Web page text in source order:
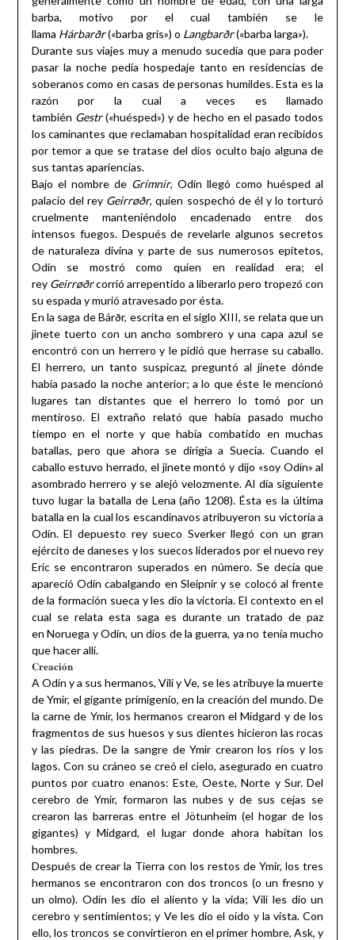
barba, motivo por el cual también se le
llama Hárbarðr(«barba gris») o Langbarðr(«barba larga»).
Durante sus viajes muy a menudo sucedía que para poder
pasar la noche pedía hospedaje tanto en residencias de
soberanos como en casas de personas humildes. Esta es la
razón por la cual a veces es llamado
también Gestr(«huésped») y de hecho en el pasado todos
los caminantes que reclamaban hospitalidad eran recibidos
por temor a que se tratase del dios oculto bajo alguna de
sus tantas apariencias.
Bajo el nombre de Grímnir, Odín llegó como huésped al
palacio del rey Geirrøðr, quien sospechó de él y lo torturó
cruelmente manteniéndolo encadenado entre dos
intensos fuegos. Después de revelarle algunos secretos
de naturaleza divina y parte de sus numerosos epítetos,
Odín se mostró como quien en realidad era; el
rey Geirrøðrcorrió arrepentido a liberarlo pero tropezó con
su espada y murió atravesado por ésta.
En la saga de Bárðr, escrita en el siglo XIII, se relata que un
jinete tuerto con un ancho sombrero y una capa azul se
encontró con un herrero y le pidió que herrase su caballo.
El herrero, un tanto suspicaz, preguntó al jinete dónde
había pasado la noche anterior; a lo que éste le mencionó
lugares tan distantes que el herrero lo tomó por un
mentiroso. El extraño relató que había pasado mucho
tiempo en el norte y que había combatido en muchas
batallas, pero que ahora se dirigía a Suecia. Cuando el
caballo estuvo herrado, el jinete montó y dijo «soy Odín» al
asombrado herrero y se alejó velozmente. Al día siguiente
tuvo lugar la batalla de Lena (año 1208). Ésta es la última
batalla en la cual los escandinavos atribuyeron su victoria a
Odín. El depuesto rey sueco Sverker llegó con un gran
ejército de daneses y los suecos liderados por el nuevo rey
Eric se encontraron superados en número. Se decía que
apareció Odín cabalgando en Sleipnir y se colocó al frente
de la formación sueca y les dio la victoria. El contexto en el
cual se relata esta saga es durante un tratado de paz
en Noruega y Odín, un dios de la guerra, ya no tenía mucho
que hacer allí.
Creación
A Odín y a sus hermanos, Vili y Ve, se les atribuye la muerte
de Ymir, el gigante primigenio, en la creación del mundo. De
la carne de Ymir, los hermanos crearon el Midgard y de los
fragmentos de sus huesos y sus dientes hicieron las rocas
y las piedras. De la sangre de Ymir crearon los ríos y los
lagos. Con su cráneo se creó el cielo, asegurado en cuatro
puntos por cuatro enanos: Este, Oeste, Norte y Sur. Del
cerebro de Ymir, formaron las nubes y de sus cejas se
crearon las barreras entre el Jötunheim (el hogar de los
gigantes) y Midgard, el lugar donde ahora habitan los
hombres.
Después de crear la Tierra con los restos de Ymir, los tres
hermanos se encontraron con dos troncos (o un fresno y
un olmo). Odín les dio el aliento y la vida; Vili les dio un
cerebro y sentimientos; y Ve les dio el oído y la vista. Con
ello, los troncos se convirtieron en el primer hombre, Ask, y